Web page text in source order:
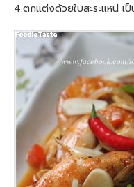
4.ตกแต่งด้วยใบสะระแหน่ เ